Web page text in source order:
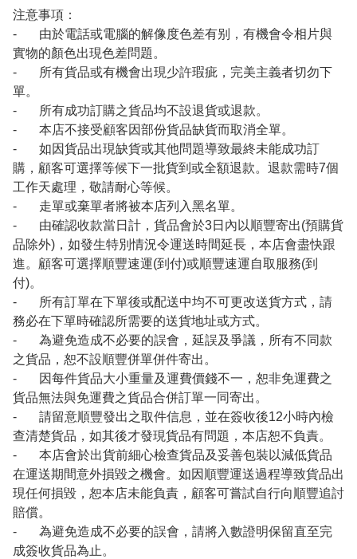
注意事項：
- 由於電話或電腦的解像度色差有别，有機會令相片與
實物的顏色出現色差問題。
- 所有貨品或有機會出現少許瑕疵，完美主義者切勿下
單。
- 所有成功訂購之貨品均不設退貨或退款。
- 本店不接受顧客因部份貨品缺貨而取消全單。
- 如因貨品出現缺貨或其他問題導致最終未能成功訂
購，顧客可選擇等候下一批貨到或全額退款。退款需時7個
工作天處理，敬請耐心等候。
- 走單或棄單者將被本店列入黑名單。
- 由確認收款當日計，貨品會於3日內以順豐寄出(預購貨
品除外)，如發生特別情況令運送時間延長，本店會盡快跟
進。顧客可選擇順豐速運(到付)或順豐速運自取服務(到
付)。
- 所有訂單在下單後或配送中均不可更改送貨方式，請
務必在下單時確認所需要的送貨地址或方式。
- 為避免造成不必要的誤會，延誤及爭議，所有不同款
之貨品，恕不設順豐併單併件寄出。
- 因每件貨品大小重量及運費價錢不一，恕非免運費之
貨品無法與免運費之貨品合併訂單一同寄出。
- 請留意順豐發出之取件信息，並在簽收後12小時內檢
查清楚貨品，如其後才發現貨品有問題，本店恕不負責。
- 本店會於出貨前細心檢查貨品及妥善包裝以減低貨品
在運送期間意外損毀之機會。如因順豐運送過程導致貨品出
現任何損毀，恕本店未能負責，顧客可嘗試自行向順豐追討
賠償。
- 為避免造成不必要的誤會，請將入數證明保留直至完
成簽收貨品為止。